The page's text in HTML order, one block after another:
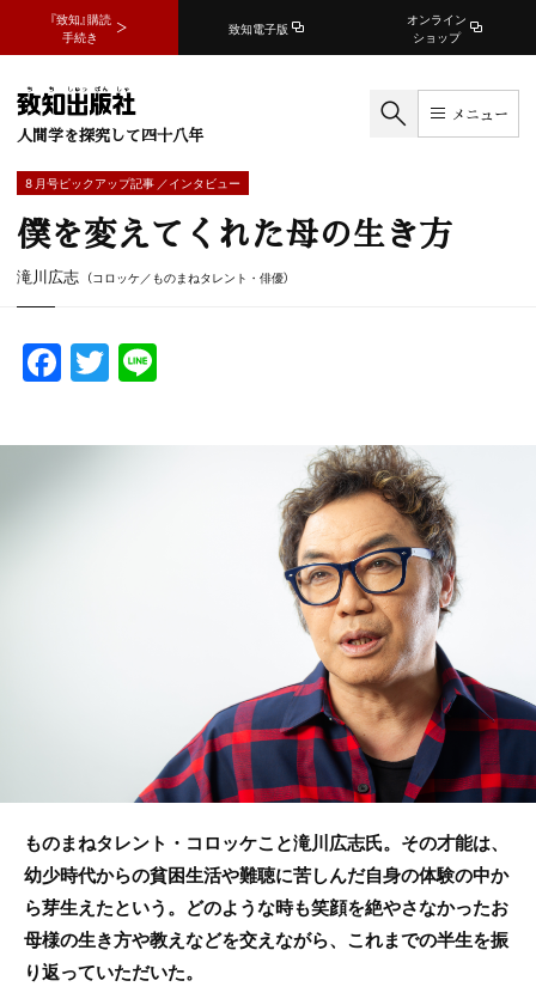
『致知』購読
手続き
致知電子版
オンライン
ショップ
人間学を探究して四十八年
メニュー
8 月号ピックアップ記事 ／インタビュー
僕を変えてくれた母の生き方
滝川広志 （コロッケ／ものまねタレント・俳優）
F
a
c
e
T
w
itte
ものまねタレント・コロッケこと滝川広志氏。その才能は、
幼少時代からの貧困生活や難聴に苦しんだ自身の体験の中か
ら芽生えたという。どのような時も笑顔を絶やさなかったお
母様の生き方や教えなどを交えながら、これまでの半生を振
り返っていただいた。